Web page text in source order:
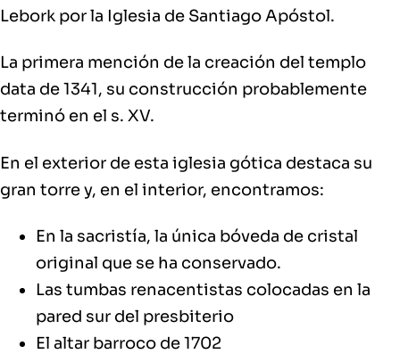
Lebork por la Iglesia de Santiago Apóstol.
La primera mención de la creación del templo
data de 1341, su construcción probablemente
terminó en el s. XV.
En el exterior de esta iglesia gótica destaca su
gran torre y, en el interior, encontramos:
En la sacristía, la única bóveda de cristal
original que se ha conservado.
Las tumbas renacentistas colocadas en la
pared sur del presbiterio
El altar barroco de 1702